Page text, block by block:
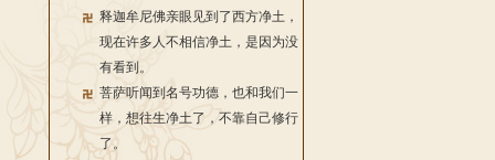
释迦牟尼佛亲眼见到了西方净土，
现在许多人不相信净土，是因为没
有看到。
菩萨听闻到名号功德，也和我们一
样，想往生净土了，不靠自己修行
了。